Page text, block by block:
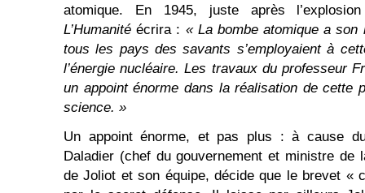
atomique. En 1945, juste après
L’Humanitéécrira : « La bombe atomique a
tous les pays des savants s’employaient à
l’énergie nucléaire. Les travaux du professeur
un appoint énorme dans la réalisation de cette
science. »
Un appoint énorme, et pas plus : à cause
Daladier (chef du gouvernement et ministre de
de Joliot et son équipe, décide que le brevet «